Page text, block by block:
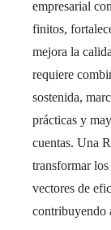
empresarial
finitos,
mejora la
requiere
sostenida,
prácticas y
cuentas. Una
transformar
vectores de
contribuyendo